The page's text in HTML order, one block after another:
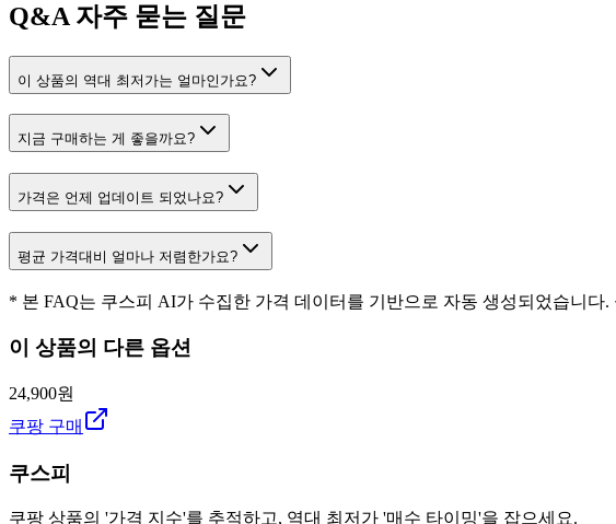
Q&A 자주 묻는 질문
이 상품의 역대 최저가는 얼마인가요?
지금 구매하는 게 좋을까요?
가격은 언제 업데이트 되었나요?
평균 가격대비 얼마나 저렴한가요?
* 본 FAQ는 쿠스피 AI가 수집한 가격 데이터를 기반으로 자동 생성되었습니다
이 상품의 다른 옵션
24,900원
쿠팡 구매
쿠스피
쿠팡 상품의 '가격 지수'를 추적하고, 역대 최저가 '매수 타이밍'을 잡으세요.